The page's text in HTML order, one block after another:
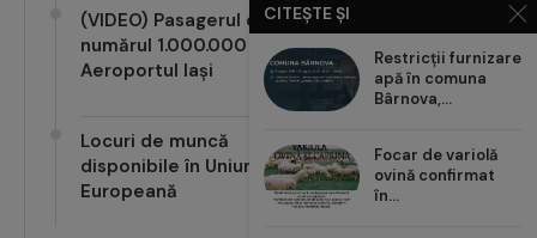
(VIDEO) Pasagerul cu
numărul 1.000.000 pe
Aeroportul Iași
Locuri de muncă
disponibile în Uniunea
Europeană
CITEȘTE ȘI
Restricții furnizare
apă în comuna
Bârnova,...
Focar de variolă
ovină confirmat
în...